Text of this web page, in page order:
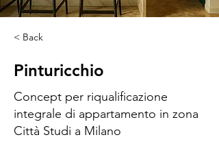
< Back
Pinturicchio
Concept per riqualificazione
integrale di appartamento in zona
Città Studi a Milano